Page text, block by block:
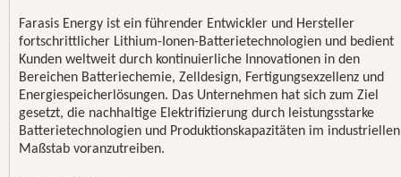
Farasis Energy ist ein führender Entwickler und Hersteller
fortschrittlicher Lithium-Ionen-Batterietechnologien und bedient
Kunden weltweit durch kontinuierliche Innovationen in den
Bereichen Batteriechemie, Zelldesign, Fertigungsexzellenz und
Energiespeicherlösungen. Das Unternehmen hat sich zum Ziel
gesetzt, die nachhaltige Elektrifizierung durch leistungsstarke
Batterietechnologien und Produktionskapazitäten im industriellen
Maßstab voranzutreiben.